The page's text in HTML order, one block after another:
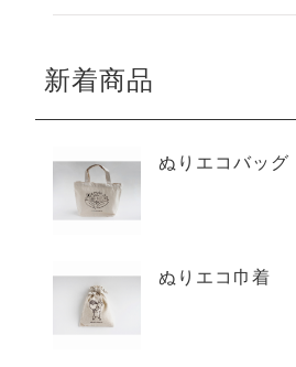
新着商品
ぬりエコバッグ
ぬりエコ巾着